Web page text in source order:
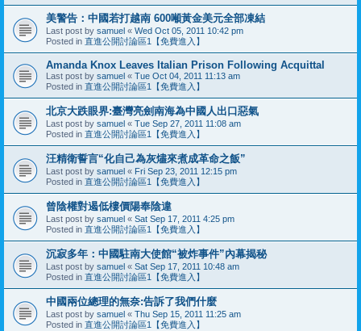
美警告：中國若打越南 600噸黃金美元全部凍結
Last post by samuel « Wed Oct 05, 2011 10:42 pm
Posted in 直進公開討論區1【免費進入】
Amanda Knox Leaves Italian Prison Following Acquittal
Last post by samuel « Tue Oct 04, 2011 11:13 am
Posted in 直進公開討論區1【免費進入】
北京大跌眼界:臺灣亮劍南海為中國人出口惡氣
Last post by samuel « Tue Sep 27, 2011 11:08 am
Posted in 直進公開討論區1【免費進入】
汪精衛誓言“化自己為灰燼來煮成革命之飯”
Last post by samuel « Fri Sep 23, 2011 12:15 pm
Posted in 直進公開討論區1【免費進入】
曾陰權對遏低樓價陽奉陰違
Last post by samuel « Sat Sep 17, 2011 4:25 pm
Posted in 直進公開討論區1【免費進入】
沉寂多年：中國駐南大使館“被炸事件”內幕揭秘
Last post by samuel « Sat Sep 17, 2011 10:48 am
Posted in 直進公開討論區1【免費進入】
中國兩位總理的無奈:告訴了我們什麼
Last post by samuel « Thu Sep 15, 2011 11:25 am
Posted in 直進公開討論區1【免費進入】